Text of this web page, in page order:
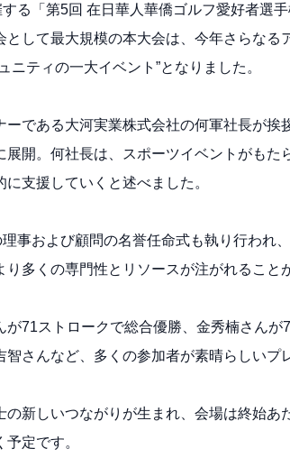
る「第5回 在日華人華僑ゴルフ愛好者選
して最大規模の本大会は、今年さらな
ティの一大イベント”となりました。
である大河実業株式会社の何軍社長が
開。何社長は、スポーツイベントがも
支援していくと述べました。
事および顧問の名誉任命式も執り行わ
多くの専門性とリソースが注がれること
71ストロークで総合優勝、金秀楠さん
さんなど、多くの参加者が素晴らしいプ
新しいつながりが生まれ、会場は終始
定です。